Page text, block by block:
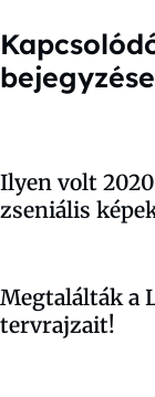
Ilyen volt
zseniális
Megtalálták a
tervrajzait!